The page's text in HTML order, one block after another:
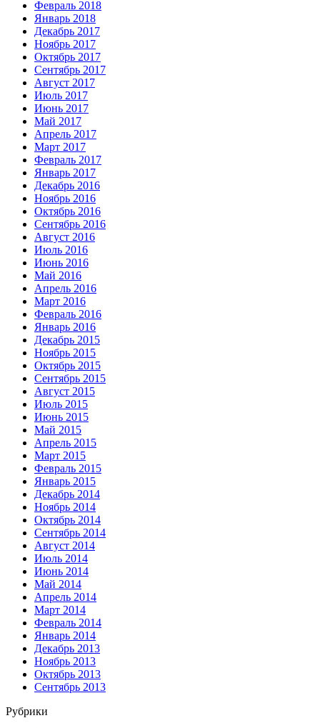
Февраль 2018
Январь 2018
Декабрь 2017
Ноябрь 2017
Октябрь 2017
Сентябрь 2017
Август 2017
Июль 2017
Июнь 2017
Май 2017
Апрель 2017
Март 2017
Февраль 2017
Январь 2017
Декабрь 2016
Ноябрь 2016
Октябрь 2016
Сентябрь 2016
Август 2016
Июль 2016
Июнь 2016
Май 2016
Апрель 2016
Март 2016
Февраль 2016
Январь 2016
Декабрь 2015
Ноябрь 2015
Октябрь 2015
Сентябрь 2015
Август 2015
Июль 2015
Июнь 2015
Май 2015
Апрель 2015
Март 2015
Февраль 2015
Январь 2015
Декабрь 2014
Ноябрь 2014
Октябрь 2014
Сентябрь 2014
Август 2014
Июль 2014
Июнь 2014
Май 2014
Апрель 2014
Март 2014
Февраль 2014
Январь 2014
Декабрь 2013
Ноябрь 2013
Октябрь 2013
Сентябрь 2013
Рубрики